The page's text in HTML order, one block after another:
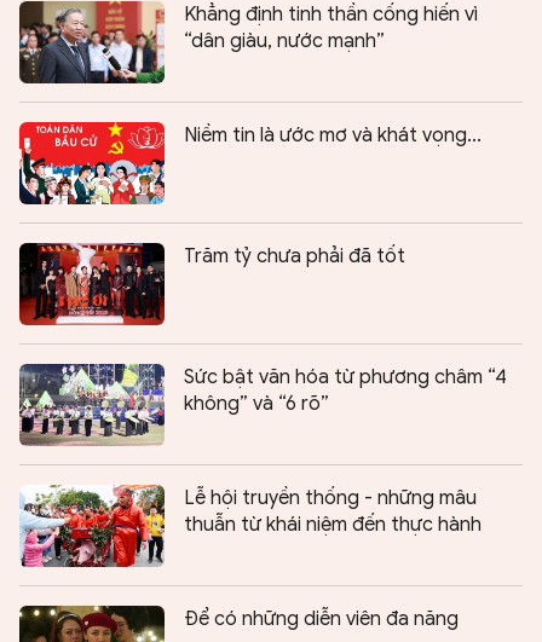
Khẳng định tinh thần cống hiến vì
“dân giàu, nước mạnh”
Niềm tin là ước mơ và khát vọng...
Trăm tỷ chưa phải đã tốt
Sức bật văn hóa từ phương châm “4
không” và “6 rõ”
Lễ hội truyền thống - những mâu
thuẫn từ khái niệm đến thực hành
Để có những diễn viên đa năng